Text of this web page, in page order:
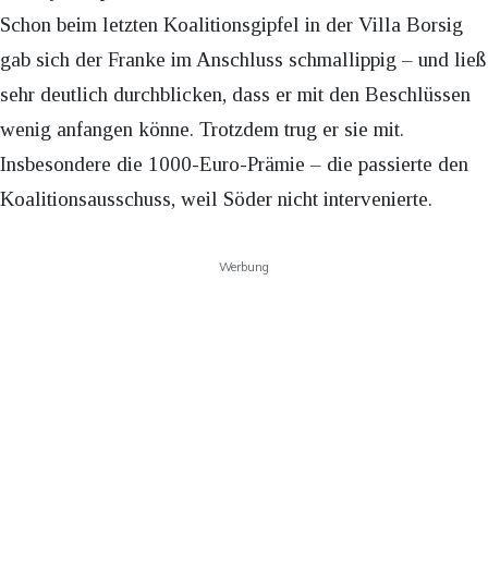
Schon beim letzten Koalitionsgipfel in der Villa Borsig
gab sich der Franke im Anschluss schmallippig – und ließ
sehr deutlich durchblicken, dass er mit den Beschlüssen
wenig anfangen könne. Trotzdem trug er sie mit.
Insbesondere die 1000-Euro-Prämie – die passierte den
Koalitionsausschuss, weil Söder nicht intervenierte.
Werbung